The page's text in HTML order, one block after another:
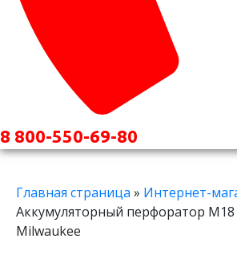
8 800-550-69-80
Главная страница » Интернет-
Аккумуляторный перфоратор M18
Milwaukee